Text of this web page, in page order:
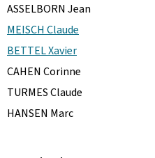
ASSELBORN Jean
MEISCH Claude
BETTEL Xavier
CAHEN Corinne
TURMES Claude
HANSEN Marc